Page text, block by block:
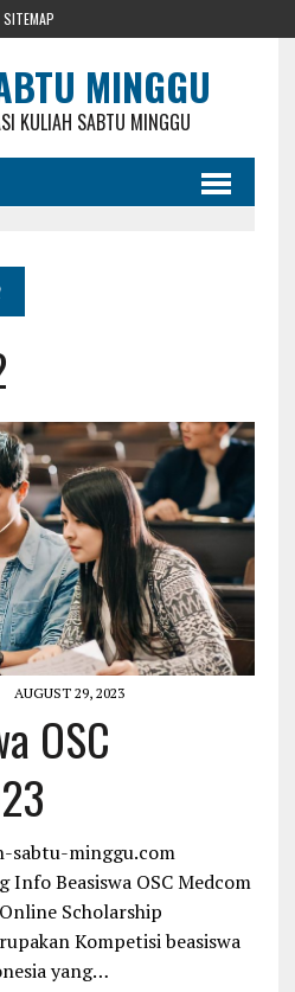
SITEMAP
MINGGU
KULIAH SABTU MINGGU
AUGUST 29, 2023
OSC
sabtu-minggu.com
Beasiswa OSC Medcom
Scholarship
Kompetisi beasiswa
yang…